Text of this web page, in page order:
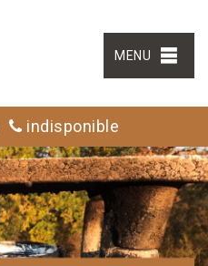
MENU
indisponible